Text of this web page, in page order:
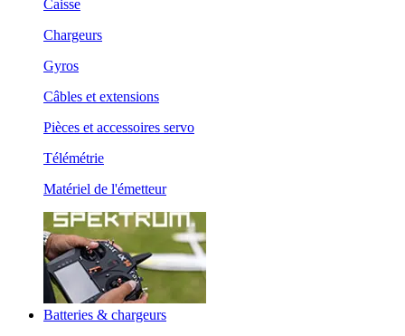
Caisse
Chargeurs
Gyros
Câbles et extensions
Pièces et accessoires servo
Télémétrie
Matériel de l'émetteur
Batteries & chargeurs